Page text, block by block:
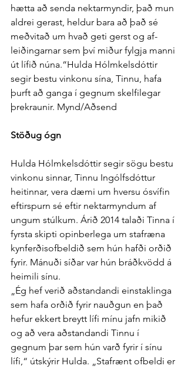
hætta að senda nektar­myndir, það mun
aldrei gerast, heldur bara að það sé
með­vitað um hvað geti gerst og af­
leiðingarnar sem því miður fylgja manni
út lífið núna.“Hulda Hólmkelsdóttir
segir bestu vinkonu sína, Tinnu, hafa
þurft að ganga í gegnum skelfilegar
þrekraunir. Mynd/Aðsend
Stöðug ógn
Hulda Hólm­kels­dóttir segir sögu bestu
vin­konu sinnar, Tinnu Ingólfs­dóttur
heitinnar, vera dæmi um hversu ó­svífin
eftir­spurn sé eftir nektar­myndum af
ungum stúlkum. Árið 2014 talaði Tinna í
fyrsta skipti opin­ber­lega um staf­ræna
kyn­ferðis­of­beldið sem hún hafði orðið
fyrir. Mánuði síðar var hún bráð­kvödd á
heimili sínu.
„Ég hef verið að­standandi ein­stak­linga
sem hafa orðið fyrir nauðgun en það
hefur ekkert breytt lífi mínu jafn mikið
og að vera að­standandi Tinnu í
gegnum þar sem hún varð fyrir í sínu
lífi,“ út­skýrir Hulda. „Staf­rænt of­beldi er